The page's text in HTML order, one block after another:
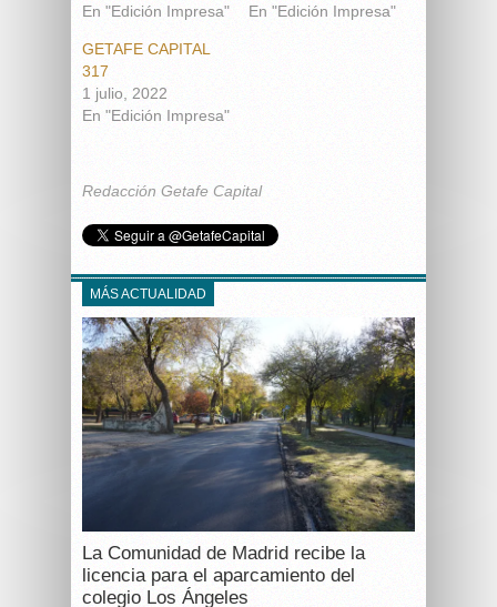
En "Edición Impresa"
En "Edición Impresa"
GETAFE CAPITAL
317
1 julio, 2022
En "Edición Impresa"
Redacción Getafe Capital
MÁS ACTUALIDAD
La Comunidad de Madrid recibe la
licencia para el aparcamiento del
colegio Los Ángeles